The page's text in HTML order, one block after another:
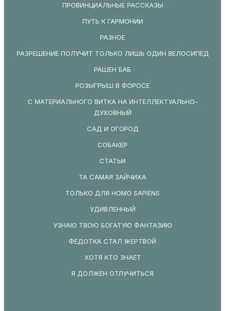
ПРОВИНЦИАЛЬНЫЕ РАССКАЗЫ
ПУТЬ К ГАРМОНИИ
РАЗНОЕ
РАЗРЕШЕНИЕ ПОЛУЧИТ ТОЛЬКО ЛИШЬ ОДИН ВЕЛОСИПЕД
РАШЕН БАБ
РОЗЫГРЫШ В ФОРОСЕ
С МАТЕРИАЛЬНОГО ВИТКА НА ИНТЕЛЛЕКТУАЛЬНО-
ДУХОВНЫЙ
САД И ОГОРОД
СОБАКЕР
СТАТЬИ
ТА САМАЯ ЗАЙЧИХА
ТОЛЬКО ДЛЯ HOMO SAPIENS
УДИВЛЕННЫЙ
УЗНАЮ ТВОЮ БОГАТУЮ ФАНТАЗИЮ
ФЕДОТКА СТАЛ ЖЕРТВОЙ
ХОТЯ КТО ЗНАЕТ
Я ДОЛЖЕН ОТЛУЧИТЬСЯ